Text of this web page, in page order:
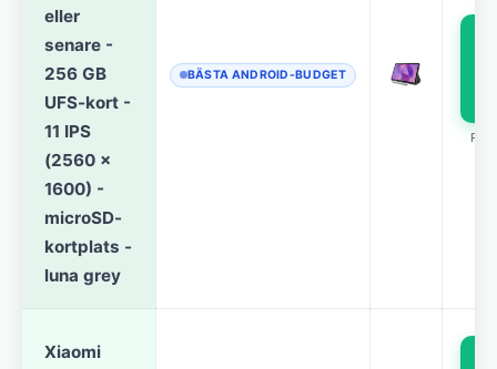
eller
senare -
256 GB
UFS-kort -
11 IPS
(2560 x
1600) -
microSD-
kortplats -
luna grey
BÄSTA ANDROID-BUDGET
Xiaomi